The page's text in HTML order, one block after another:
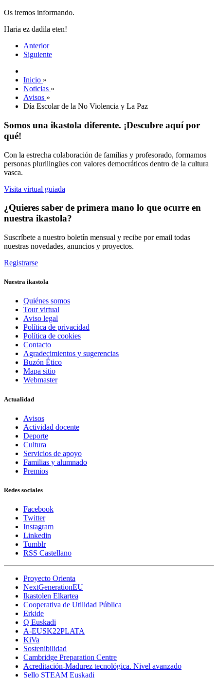
Os iremos informando.
Haria ez dadila eten!
Anterior
Siguiente
Inicio »
Noticias »
Avisos »
Día Escolar de la No Violencia y La Paz
Somos una ikastola diferente. ¡Descubre aquí por
qué!
Con la estrecha colaboración de familias y profesorado, formamos
personas plurilingües con valores democráticos dentro de la cultura
vasca.
Visita virtual guiada
¿Quieres saber de primera mano lo que ocurre en
nuestra ikastola?
Suscríbete a nuestro boletín mensual y recibe por email todas
nuestras novedades, anuncios y proyectos.
Registrarse
Nuestra ikastola
Quiénes somos
Tour virtual
Aviso legal
Política de privacidad
Política de cookies
Contacto
Agradecimientos y sugerencias
Buzón Ético
Mapa sitio
Webmaster
Actualidad
Avisos
Actividad docente
Deporte
Cultura
Servicios de apoyo
Familias y alumnado
Premios
Redes sociales
Facebook
Twitter
Instagram
Linkedin
Tumblr
RSS Castellano
Proyecto Orienta
NextGenerationEU
Ikastolen Elkartea
Cooperativa de Utilidad Pública
Erkide
Q Euskadi
A-EUSK22PLATA
KiVa
Sostenibilidad
Cambridge Preparation Centre
Acreditación-Madurez tecnológica. Nivel avanzado
Sello STEAM Euskadi